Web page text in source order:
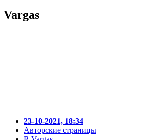
Vargas
23-10-2021, 18:34
Авторские страницы